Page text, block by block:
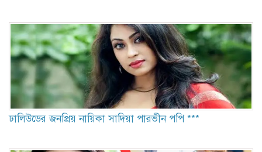
ঢালিউডের জনপ্রিয় নায়িকা সাদিয়া পারভীন পপি ***